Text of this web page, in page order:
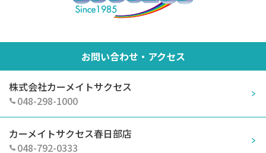
お問い合わせ・アクセス
株式会社カーメイトサクセス
048-298-1000
カーメイトサクセス春日部店
048-792-0333